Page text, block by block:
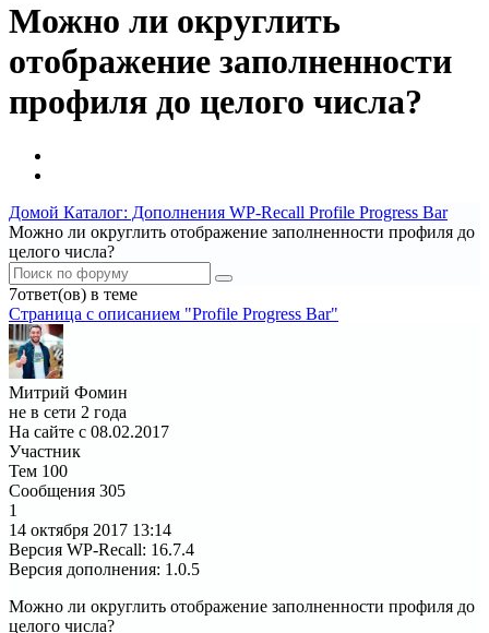
Можно ли округлить
отображение заполненности
профиля до целого числа?
Домой Каталог: Дополнения WP-Recall Profile Progress Bar
Можно ли округлить отображение заполненности профиля до
целого числа?
7ответ(ов) в теме
Страница c описанием "Profile Progress Bar"
Митрий Фомин
не в сети 2 года
На сайте с 08.02.2017
Участник
Тем 100
Сообщения 305
1
14 октября 2017 13:14
Версия WP-Recall: 16.7.4
Версия дополнения: 1.0.5
Можно ли округлить отображение заполненности профиля до
целого числа?